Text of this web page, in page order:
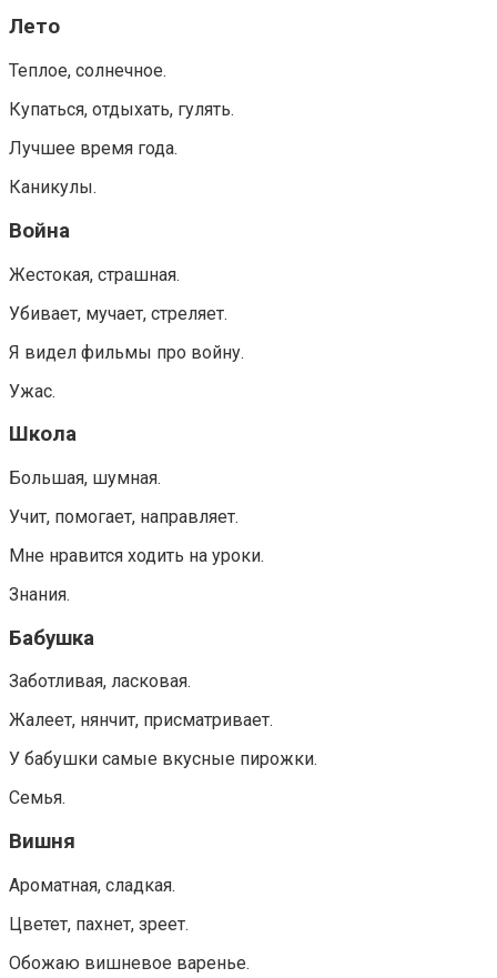
Лето
Теплое, солнечное.
Купаться, отдыхать, гулять.
Лучшее время года.
Каникулы.
Война
Жестокая, страшная.
Убивает, мучает, стреляет.
Я видел фильмы про войну.
Ужас.
Школа
Большая, шумная.
Учит, помогает, направляет.
Мне нравится ходить на уроки.
Знания.
Бабушка
Заботливая, ласковая.
Жалеет, нянчит, присматривает.
У бабушки самые вкусные пирожки.
Семья.
Вишня
Ароматная, сладкая.
Цветет, пахнет, зреет.
Обожаю вишневое варенье.